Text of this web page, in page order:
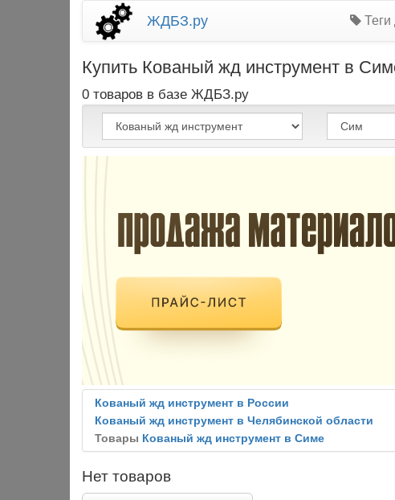
ЖДБЗ.ру
Купить Кованый жд инструмент в
0 товаров в базе ЖДБЗ.ру
Кованый жд инструмент в России
Кованый жд инструмент в Челябинской области
Товары Кованый жд инструмент в Симе
Нет товаров